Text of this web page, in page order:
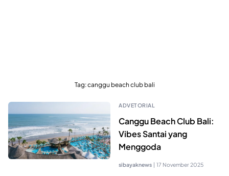
Tag:canggu beach club bali
ADVETORIAL
Canggu Beach Club Bali:
Vibes Santai yang
Menggoda
sibayaknews | 17 November 2025